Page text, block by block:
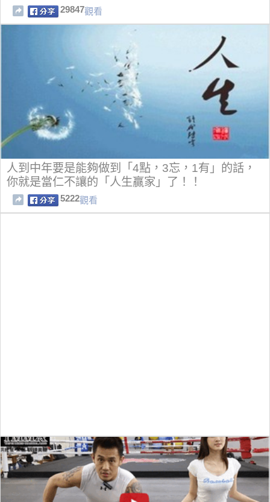
29847觀看
人到中年要是能夠做到「4點，3忘，1有」的話，
你就是當仁不讓的「人生贏家」了！！
5222觀看